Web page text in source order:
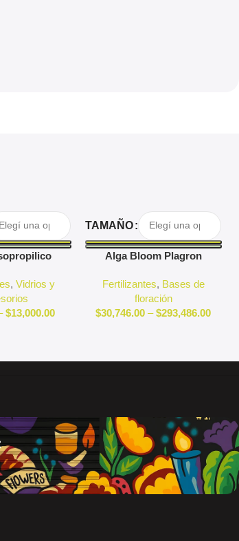
, Vidrios y
$13,000.00
Seleccionar Opciones
TAMAÑO
Alga Bloom Plagron
Fertilizantes, Bases de
floración
$30,746.00 – $293,486.00